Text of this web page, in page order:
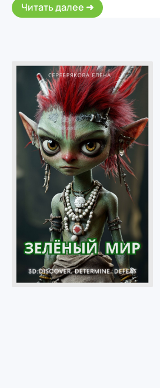
Читать далее